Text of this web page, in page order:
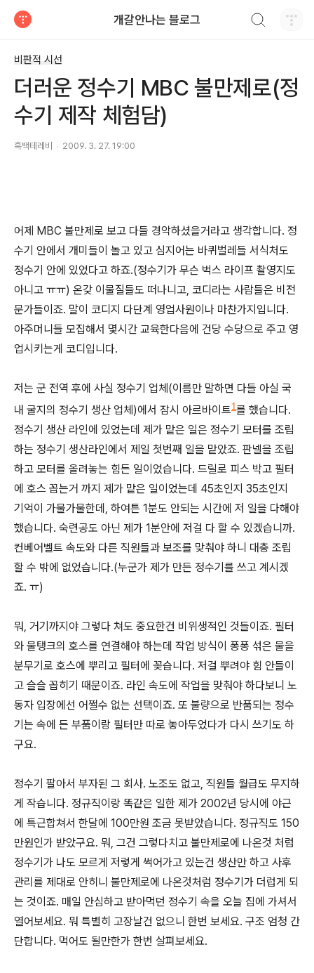
개갈안나는 블로그
비판적 시선
더러운 정수기 MBC 불만제로(정
수기 제작 체험담)
흑백테레비 2009. 3. 27. 19:00
어제 MBC 불만제로 보고 다들 경악하셨을거라고 생각합니다. 정
수기 안에서 개미들이 놀고 있고 심지어는 바퀴벌레들 서식처도
정수기 안에 있었다고 하죠.(정수기가 무슨 벅스 라이프 촬영지도
아니고 ㅠㅠ) 온갖 이물질들도 떠나니고, 코디라는 사람들은 비전
문가들이죠. 말이 코디지 다단계 영업사원이나 마찬가지입니다.
아주머니들 모집해서 몇시간 교육한다음에 건당 수당으로 주고 영
업시키는게 코디입니다.
저는 군 전역 후에 사실 정수기 업체(이름만 말하면 다들 아실 국
내 굴지의 정수기 생산 업체)에서 잠시 아르바이트1를 했습니다.
정수기 생산 라인에 있었는데 제가 맡은 일은 정수기 모터를 조립
하는 정수기 생산라인에서 제일 첫번째 일을 맡았죠. 판넬을 조립
하고 모터를 올려놓는 힘든 일이었습니다. 드릴로 피스 박고 필터
에 호스 꼽는거 까지 제가 맡은 일이었는데 45초인지 35초인지
기억이 가물가물한데, 하여튼 1분도 안되는 시간에 저 일을 다해야
했습니다. 숙련공도 아닌 제가 1분안에 저걸 다 할 수 있겠습니까.
컨베어벨트 속도와 다른 직원들과 보조를 맞춰야 하니 대충 조립
할 수 밖에 없었습니다.(누군가 제가 만든 정수기를 쓰고 계시겠
죠. ㅠ)
뭐, 거기까지야 그렇다 쳐도 중요한건 비위생적인 것들이죠. 필터
와 물탱크의 호스를 연결해야 하는데 작업 방식이 퐁퐁 섞은 물을
분무기로 호스에 뿌리고 필터에 꽂습니다. 저걸 뿌려야 힘 안들이
고 슬슬 꼽히기 때문이죠. 라인 속도에 작업을 맞춰야 하다보니 노
동자 입장에선 어쩔수 없는 선택이죠. 또 불량으로 반품되는 정수
기는 속에 든 부품이랑 필터만 따로 놓아두었다가 다시 쓰기도 하
구요.
정수기 팔아서 부자된 그 회사. 노조도 없고, 직원들 월급도 무지하
게 작습니다. 정규직이랑 똑같은 일한 제가 2002년 당시에 야근
에 특근합쳐서 한달에 100만원 조금 못받았습니다. 정규직도 150
만원인가 받았구요. 뭐, 그건 그렇다치고 불만제로에 나온것 처럼
정수기가 나도 모르게 저렇게 썩어가고 있는건 생산만 하고 사후
관리를 제대로 안히니 불만제로에 나온것처럼 정수기가 더럽게 되
는 것이죠. 매일 안심하고 받아먹던 정수기 속을 오늘 집에 가셔서
열어보세요. 뭐 특별히 고장날건 없으니 한번 보세요. 구조 엄청 간
단합니다. 먹어도 될만한가 한번 살펴보세요.